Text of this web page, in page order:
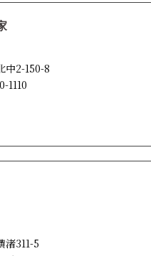
中2-150-8
1110
渚311-5